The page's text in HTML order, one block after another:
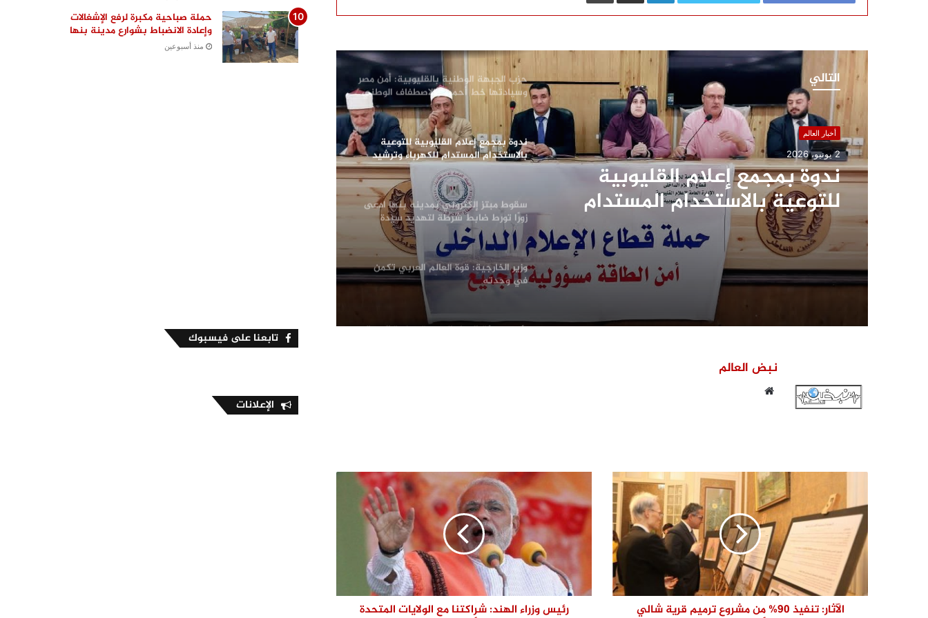
التالي
أخبار العالم
2 يونيو، 2026
ندوة بمجمع إعلام القليوبية
للتوعية بالاستخدام المستدام
للكهرباء وترشيد استهلاك
الطاقة
نواب وأحزاب.. إغتيال هنية: خرق واسع
حزب الجبهة الوطنية بالقليوبية: أمن مصر
وسيادتها خط أحمر.. والاصطفاف الوطني
ضرورة لمواجهة التحديات وحملات
التضليل
ندوة بمجمع إعلام القليوبية للتوعية
بالاستخدام المستدام للكهرباء وترشيد
استهلاك الطاقة
سقوط مبتز إلكتروني بمدينه بنها ادعى
زورًا تورط ضابط شرطة لتهديد سيدة
ونشر صور خاصة بها
وزير الخارجية: قوة العالم العربي تكمن
في وحدته
رئيس هيئة الدواء المصرية ووزيرة الصحة
إعمار غزة يضمن بقاء الشعب الفلسطيني
على أرضه
محلل سياسي: ما يحدث في سوريا كارثة
إقليمية
إصابة عدد من الفلسطينيين خلال اقتحام
قوات الاحتلال مدينة طولكرم
نبض العالم
الآثار: تنفيذ 90% من مشروع ترميم قرية شالي
رئيس وزراء الهند: شراكتنا مع الولايات المتحدة
حملة صباحية مكبرة لرفع الإشغالات
وإعادة الانضباط بشوارع مدينة بنها
منذ أسبوعين
تابعنا على فيسبوك
الإعلانات